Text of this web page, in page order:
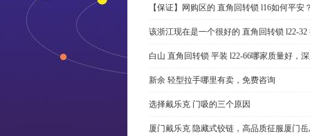
【保证】网购区的 直角回转锁 l16如何平安
该浙江现在是一个很好的 直角回转锁 l22-
白山 直角回转锁 平装 l22-66哪家质量好，
新余 轻型拉手哪里有卖，免费咨询
选择戴乐克 门吸的三个原因
厦门戴乐克 隐藏式铰链，高品质征服厦门